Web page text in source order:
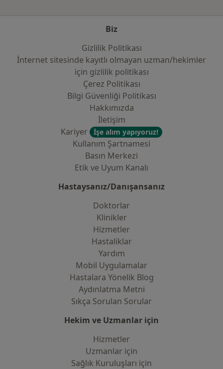
Biz
Gizlilik Politikası
İnternet sitesinde kayıtlı olmayan uzman/hekimler
i̇çin gizlilik politikası
Çerez Politikası
Bilgi Güvenliği Politikası
Hakkımızda
İletişim
Kariyer
İşe alım yapıyoruz!
Kullanım Şartnamesi
Basın Merkezi
Etik ve Uyum Kanalı
Hastaysanız/Danışansanız
Doktorlar
Klinikler
Hizmetler
Hastaliklar
Yardım
Mobil Uygulamalar
Hastalara Yönelik Blog
Aydınlatma Metni
Sıkça Sorulan Sorular
Hekim ve Uzmanlar için
Hizmetler
Uzmanlar için
Sağlık Kuruluşları için